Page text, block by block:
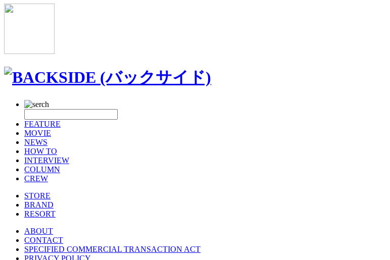
FEATURE
MOVIE
NEWS
HOW TO
INTERVIEW
COLUMN
CREW
STORE
BRAND
RESORT
ABOUT
CONTACT
SPECIFIED COMMERCIAL TRANSACTION ACT
PRIVACY POLICY